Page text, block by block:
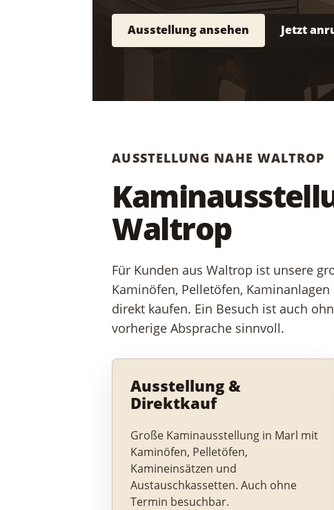
Ausstellung ansehen Jetzt
AUSSTELLUNG NAHE WALTROP
Waltrop
Für Kunden aus Waltrop ist unsere
Kaminöfen, Pelletöfen,
direkt kaufen. Ein Besuch ist auch
vorherige Absprache sinnvoll.
Ausstellung &
Direktkauf
Große Kaminausstellung in Marl mit
Kaminöfen, Pelletöfen,
Kamineinsätzen und
Austauschkassetten. Auch ohne
Termin besuchbar.